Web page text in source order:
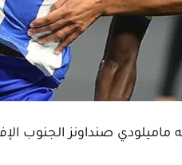
صنداونز الجنوب